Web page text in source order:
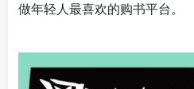
做年轻人最喜欢的购书平台。